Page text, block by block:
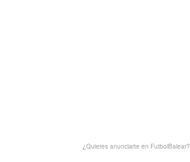
¿Quieres anunciarte en FutbolBalear?